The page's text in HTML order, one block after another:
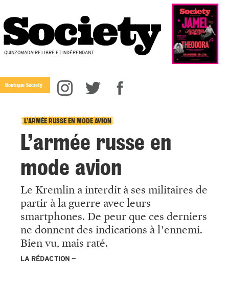
QUINZOMADAIRE LIBRE ET INDÉPENDANT
Boutique Society
L’ARMÉE RUSSE EN MODE AVION
L’armée russe en
mode avion
Le Kremlin a interdit à ses militaires de
partir à la guerre avec leurs
smartphones. De peur que ces derniers
ne donnent des indications à l’ennemi.
Bien vu, mais raté.
LA RÉDACTION